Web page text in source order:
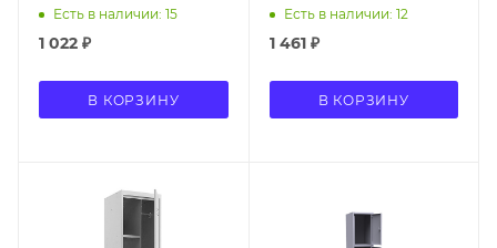
стеллажа
Есть в наличии: 15
1 022 ₽
В КОРЗИНУ
Есть в наличии: 12
1 461₽
В КОРЗИНУ